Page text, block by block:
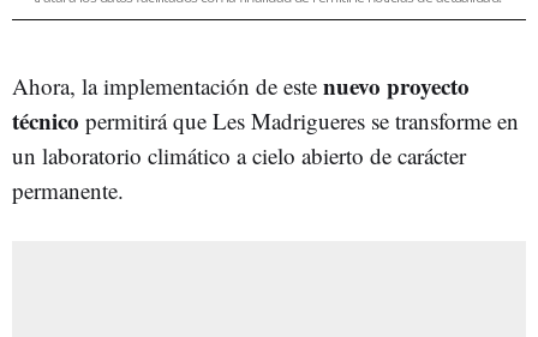
Ahora, la implementación de este nuevo proyecto
técnico permitirá que Les Madrigueres se transforme en
un laboratorio climático a cielo abierto de carácter
permanente.